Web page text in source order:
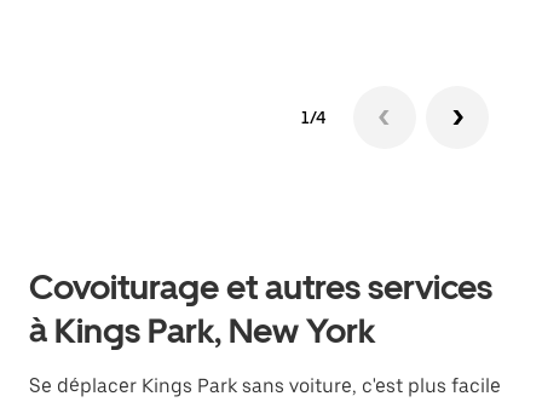
1/4
Covoiturage et autres services
à Kings Park, New York
Se déplacer Kings Park sans voiture, c'est plus facile